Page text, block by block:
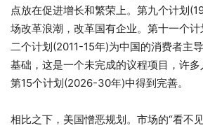
点放在促进增长和繁荣上。第九个计划
场改革浪潮，改革国有企业。第十一个
二个计划(2011-15年)为中国的消费者主
基础，这是一个未完成的议程项目，许
第15个计划(2026-30年)中得到完善。
相比之下，美国憎恶规划。市场的“看不